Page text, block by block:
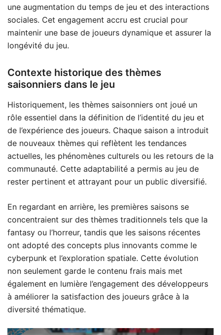
une augmentation du temps de jeu et des interactions
sociales. Cet engagement accru est crucial pour
maintenir une base de joueurs dynamique et assurer la
longévité du jeu.
Contexte historique des thèmes
saisonniers dans le jeu
Historiquement, les thèmes saisonniers ont joué un
rôle essentiel dans la définition de l’identité du jeu et
de l’expérience des joueurs. Chaque saison a introduit
de nouveaux thèmes qui reflètent les tendances
actuelles, les phénomènes culturels ou les retours de la
communauté. Cette adaptabilité a permis au jeu de
rester pertinent et attrayant pour un public diversifié.
En regardant en arrière, les premières saisons se
concentraient sur des thèmes traditionnels tels que la
fantasy ou l’horreur, tandis que les saisons récentes
ont adopté des concepts plus innovants comme le
cyberpunk et l’exploration spatiale. Cette évolution
non seulement garde le contenu frais mais met
également en lumière l’engagement des développeurs
à améliorer la satisfaction des joueurs grâce à la
diversité thématique.